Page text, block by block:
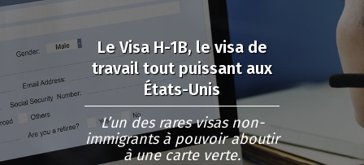
Le Visa H-1B, le visa de
travail tout puissant aux
États-Unis
L’un des rares visas non-
immigrants à pouvoir aboutir
à une carte verte.